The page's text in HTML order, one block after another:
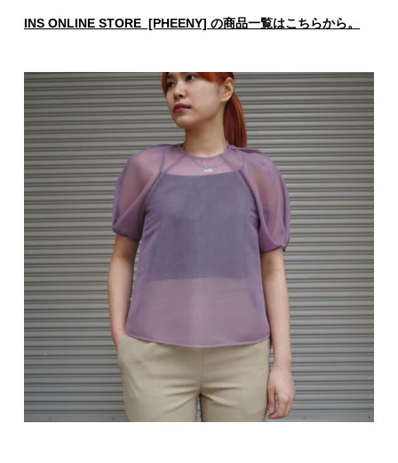
INS ONLINE STORE [PHEENY] の商品一覧はこちらから。